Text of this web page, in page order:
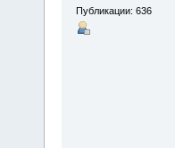
Публикации: 636